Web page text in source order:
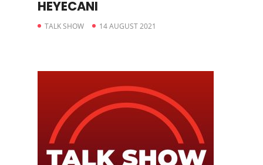
HEYECANI
TALK SHOW 14 AUGUST 2021